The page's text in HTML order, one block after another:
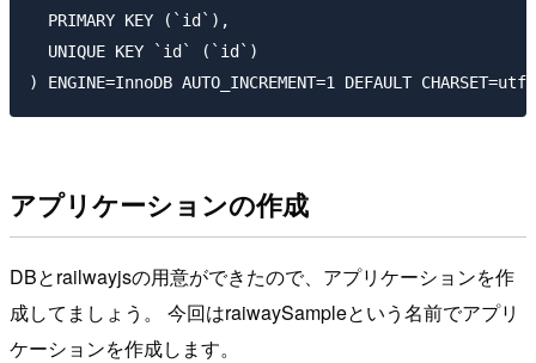
  PRIMARY KEY (`id`),
  UNIQUE KEY `id` (`id`)
アプリケーションの作成
DBとrailwayjsの用意ができたので、アプリケーションを作
成してましょう。 今回はraiwaySampleという名前でアプリ
ケーションを作成します。